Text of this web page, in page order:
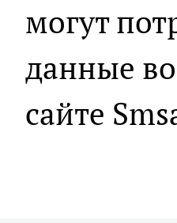
могут
данные
сайте